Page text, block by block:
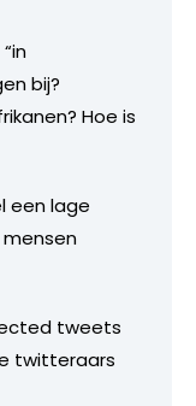
bij?
Hoe is
een lage
tweets
twitteraars